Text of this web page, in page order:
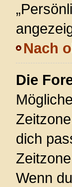
Nach
Die
dich
Wenn